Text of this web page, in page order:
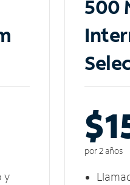
y
500
por 2 años